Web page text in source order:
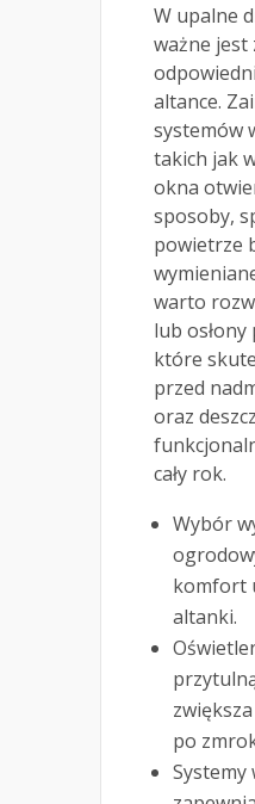
W upalne
ważne jest
altance.
systemów
takich jak
okna
sposoby,
powietrze
warto
lub osłony
które
przed
oraz
cały rok.
Wybór
komfort
altanki.
po
Systemy